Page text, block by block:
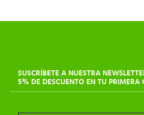
SUSCRÍBETE A NUESTRA
5% DE DESCUENTO EN TU PRIMERA